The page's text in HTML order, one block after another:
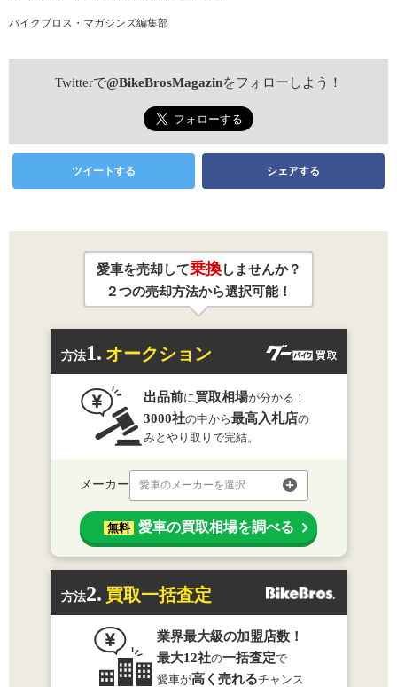
バイクブロス・マガジンズ編集部
Twitterで@BikeBrosMagazinをフォローしよう！
ツイートする シェアする
愛車を売却して乗換しませんか？
２つの売却方法から選択可能！
方法1. オークション
出品前に 買取相場が分かる！
3000社の中から最高入札店の
みとやり取りで完結。
メーカー 愛車のメーカーを選択
無料 愛車の買取相場を調べる
方法2. 買取一括査定
業界最大級の加盟店数！
最大12社の一括査定で
愛車が高く売れるチャンス